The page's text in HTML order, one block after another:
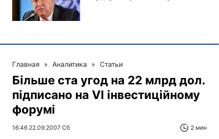
Главная » Аналитика » Статьи
Більше ста угод на 22 млрд дол.
підписано на VI інвестиційному
форумі
16:46 22.09.2007 Сб 2 мин